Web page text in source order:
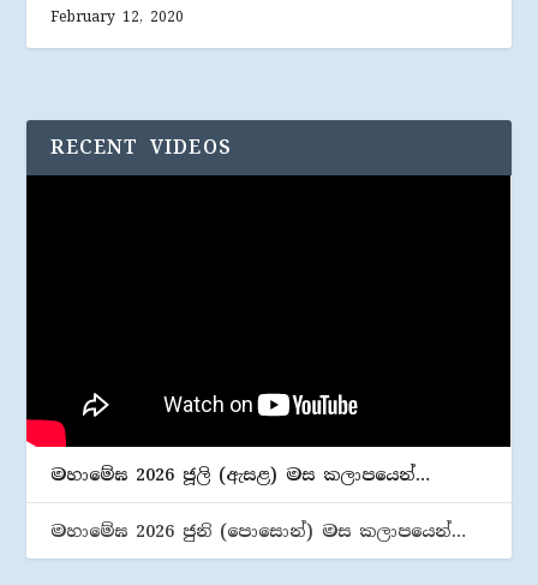
February 12, 2020
RECENT VIDEOS
මහාමේඝ 2026 ජූලි (​ඇසළ) මස කලාපයෙන්…
මහාමේඝ 2026 ජුනි (​පොසොන්) මස කලාපයෙන්…